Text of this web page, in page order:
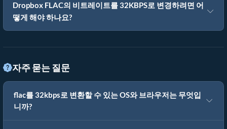
Dropbox FLAC의 비트레이트를 32KBPS로 변경하려면 어
떻게 해야 하나요?
자주 묻는 질문
flac를 32kbps로 변환할 수 있는 OS와 브라우저는 무엇입
니까?